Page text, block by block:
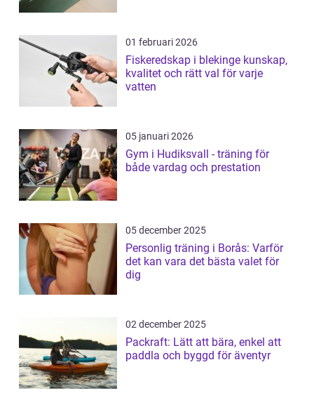
01 februari 2026
Fiskeredskap i blekinge kunskap,
kvalitet och rätt val för varje
vatten
05 januari 2026
Gym i Hudiksvall - träning för
både vardag och prestation
05 december 2025
Personlig träning i Borås: Varför
det kan vara det bästa valet för
dig
02 december 2025
Packraft: Lätt att bära, enkel att
paddla och byggd för äventyr